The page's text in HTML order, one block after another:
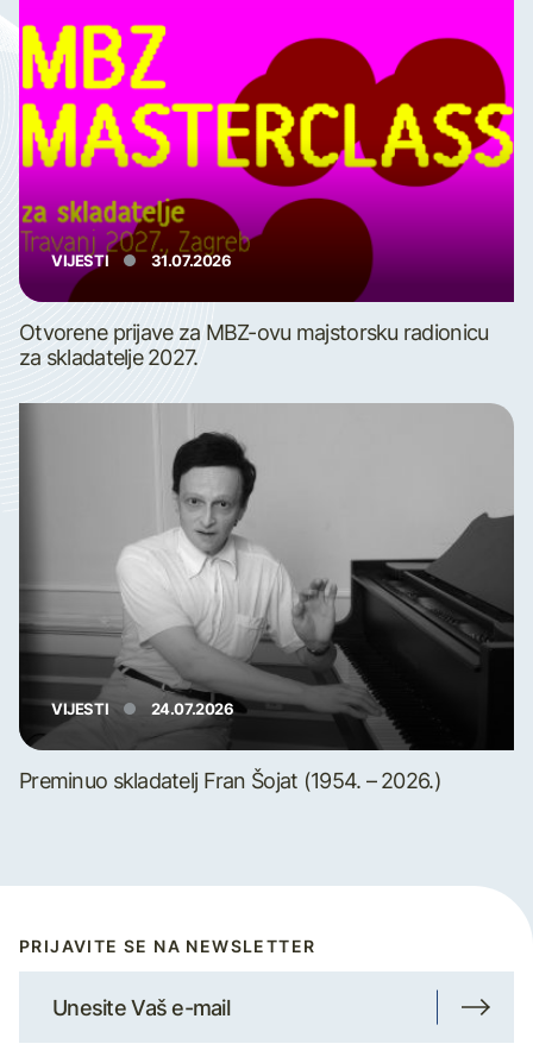
VIJESTI 31.07.2026
Otvorene prijave za MBZ-ovu majstorsku radionicu
za skladatelje 2027.
VIJESTI 24.07.2026
Preminuo skladatelj Fran Šojat (1954. – 2026.)
PRIJAVITE SE NA NEWSLETTER